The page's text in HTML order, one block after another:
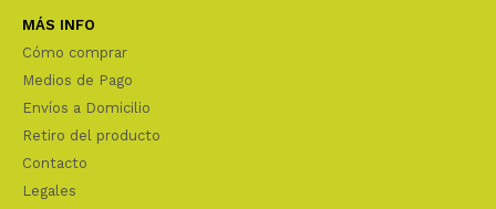
MÁS INFO
Cómo comprar
Medios de Pago
Envíos a Domicilio
Retiro del producto
Contacto
Legales